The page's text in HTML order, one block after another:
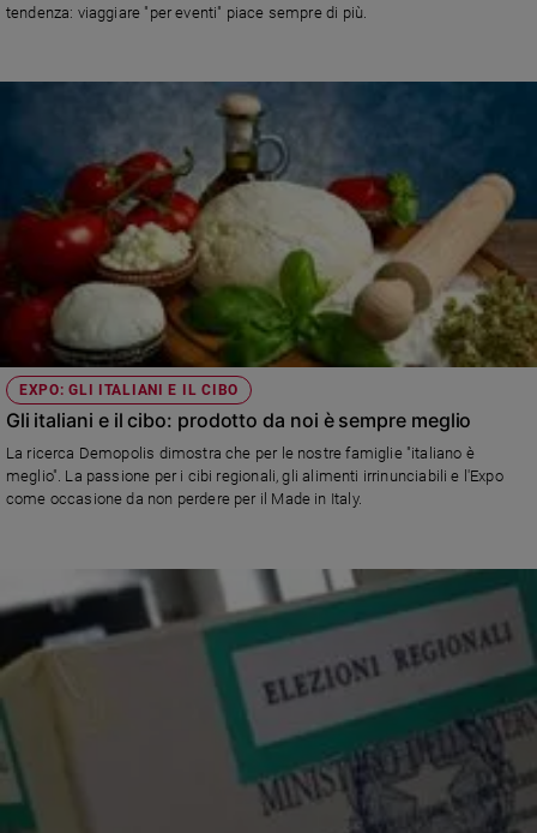
tendenza: viaggiare "per eventi" piace sempre di più.
EXPO: GLI ITALIANI E IL CIBO
Gli italiani e il cibo: prodotto da noi è sempre meglio
La ricerca Demopolis dimostra che per le nostre famiglie "italiano è
meglio". La passione per i cibi regionali, gli alimenti irrinunciabili e l'Expo
come occasione da non perdere per il Made in Italy.